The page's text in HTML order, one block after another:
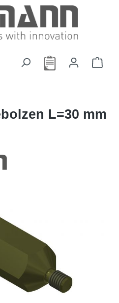
L=30 mm